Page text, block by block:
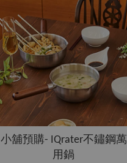
小舖預購- IQrater不鏽鋼萬
用鍋